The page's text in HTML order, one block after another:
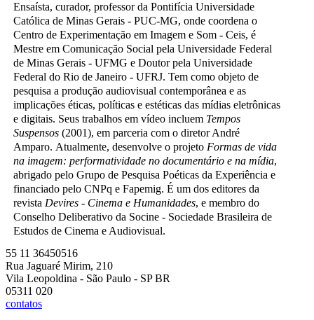
Ensaísta, curador, professor da Pontifícia Universidade
Católica de Minas Gerais - PUC-MG, onde coordena o
Centro de Experimentação em Imagem e Som - Ceis, é
Mestre em Comunicação Social pela Universidade Federal
de Minas Gerais - UFMG e Doutor pela Universidade
Federal do Rio de Janeiro - UFRJ. Tem como objeto de
pesquisa a produção audiovisual contemporânea e as
implicações éticas, políticas e estéticas das mídias eletrônicas
e digitais. Seus trabalhos em vídeo incluem Tempos
Suspensos (2001), em parceria com o diretor André
Amparo. Atualmente, desenvolve o projeto Formas de vida
na imagem: performatividade no documentário e na mídia,
abrigado pelo Grupo de Pesquisa Poéticas da Experiência e
financiado pelo CNPq e Fapemig. É um dos editores da
revista Devires - Cinema e Humanidades, e membro do
Conselho Deliberativo da Socine - Sociedade Brasileira de
Estudos de Cinema e Audiovisual.
55 11 36450516
Rua Jaguaré Mirim, 210
Vila Leopoldina - São Paulo - SP BR
05311 020
contatos